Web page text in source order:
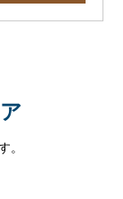
。